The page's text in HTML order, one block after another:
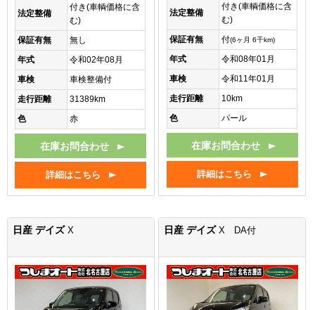
法定整備
付き(車輌価格に含
む)
保証有無
無し
年式
令和02年08月
車検
車検整備付
走行距離
31389km
色
赤
在庫お問合わせ
詳細はこちら
法定整備
付き(車輌価格に含
む)
保証有無
付(6ヶ月 6千km)
年式
令和08年01月
車検
令和11年01月
走行距離
10km
色
パール
在庫お問合わせ
詳細はこちら
日産 デイズ X 日産 デイズX DA付